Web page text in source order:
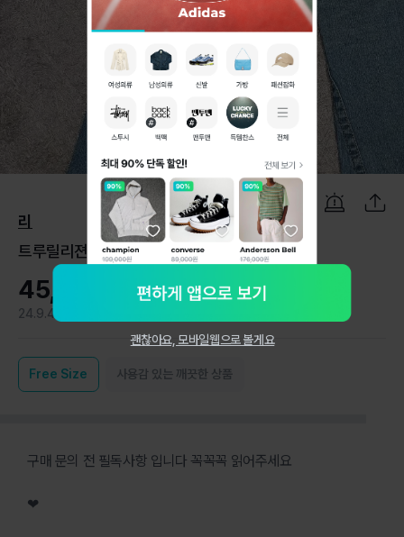
1 / 12
리
트루릴리젼 청바지 부츠컷 데님 팬츠 29
45,000원
24.9.4
Free Size 사용감 있는 깨끗한 상품
구매 문의 전 필독사항 입니다 꼭꼭꼭 읽어주세요
❤
괜찮아요, 모바일웹으로 볼게요